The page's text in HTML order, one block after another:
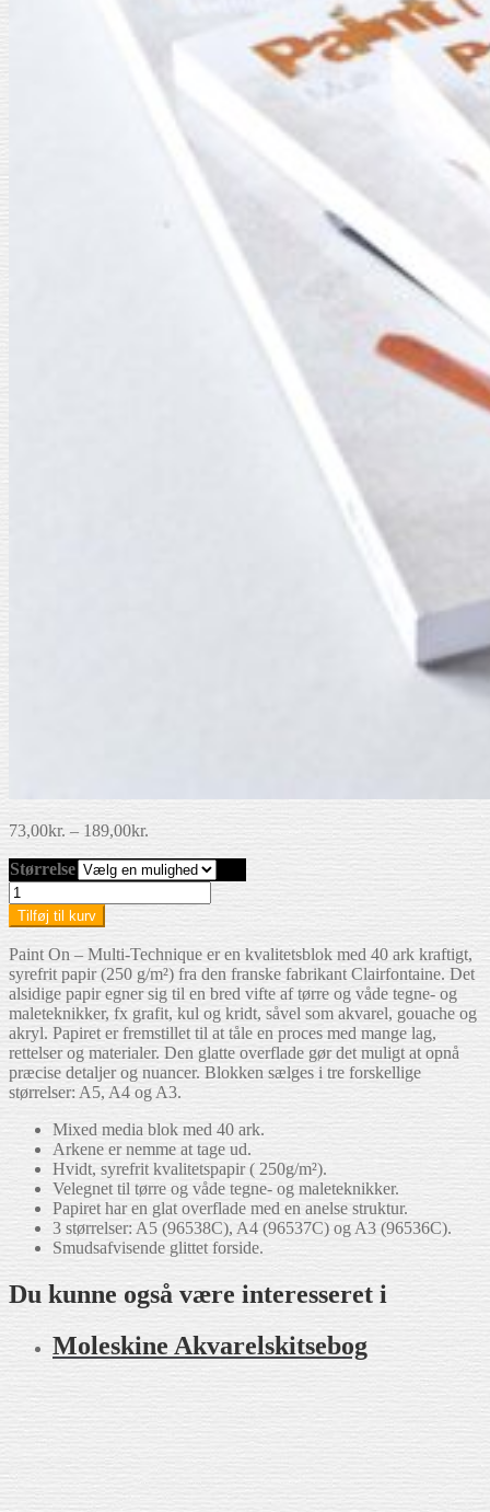
73,00kr. – 189,00kr.
til
189,00kr.
Størrelse
Claire­
fontaine
Paint
On
blok
antal
Tilføj til kurv
Paint On – Multi-Technique er en kvalitetsblok med 40 ark kraftigt,
syrefrit papir (250 g/m²) fra den franske fabrikant Clairfontaine. Det
alsidige papir egner sig til en bred vifte af tørre og våde tegne- og
maleteknikker, fx grafit, kul og kridt, såvel som akvarel, gouache og
akryl. Papiret er fremstillet til at tåle en proces med mange lag,
rettelser og materialer. Den glatte overflade gør det muligt at opnå
præcise detaljer og nuancer. Blokken sælges i tre forskellige
størrelser: A5, A4 og A3.
Mixed media blok med 40 ark.
Arkene er nemme at tage ud.
Hvidt, syrefrit kvalitetspapir ( 250g/m²).
Velegnet til tørre og våde tegne- og maleteknikker.
Papiret har en glat overflade med en anelse struktur.
3 størrelser: A5 (96538C), A4 (96537C) og A3 (96536C).
Smudsafvisende glittet forside.
Du kunne også være interesseret i
Moleskine Akvarel­skitsebog